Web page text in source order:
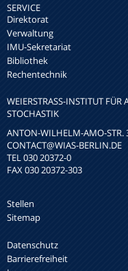
SERVICE
Direktorat
Verwaltung
IMU-Sekretariat
Bibliothek
Rechentechnik
WEIERSTRASS-INSTITUT FÜR
TOCHASTIK
ANTON-WILHELM-AMO-STR.
CONTACT@WIAS-BERLIN.DE
TEL 030 20372-0
FAX 030 20372-303
Stellen
Sitemap
Datenschutz
Barrierefreiheit